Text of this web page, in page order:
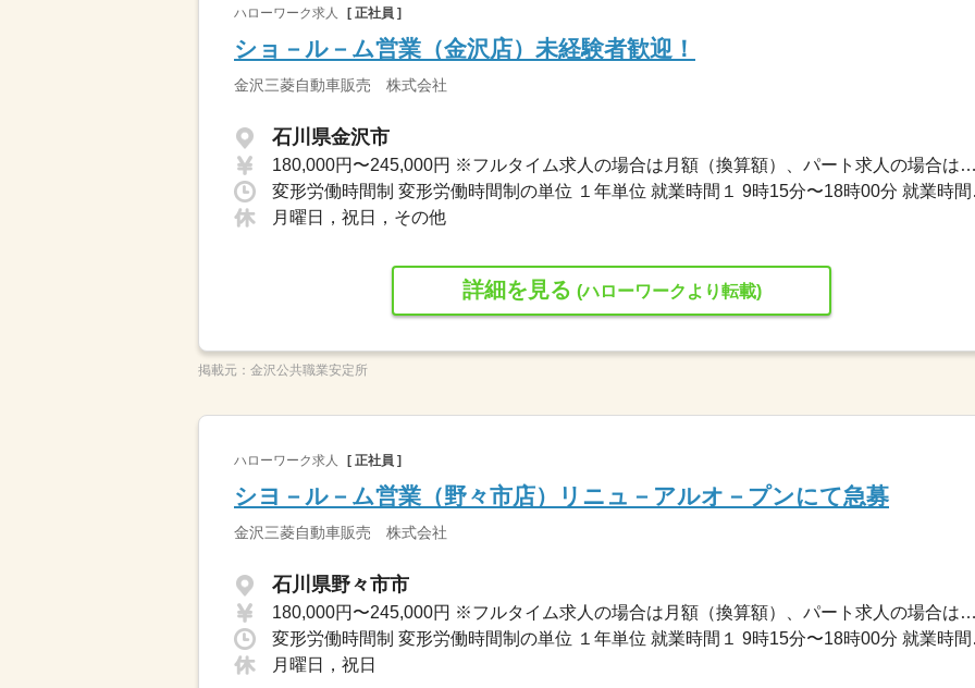
ハローワーク求人 [ 正社員 ]
ショ－ル－ム営業（金沢店）未経験者歓迎！
金沢三菱自動車販売 株式会社
石川県金沢市
180,000円〜245,000円 ※フルタイム求人の場合は月額（換算額）、パート求人の場合は時間額を表示しています。
変形労働時
月曜日，祝日，その他
詳細を見る (ハローワークより転載)
掲載元： 金沢公共職業安定所
ハローワーク求人 [ 正社員 ]
シヨ－ル－ム営業（野々市店）リニュ－アルオ－プンにて急募
金沢三菱自動車販売 株式会社
石川県野々市市
180,000円〜245,000円 ※フルタイム求人の場合は月額（換算額）、パート求人の場合は時間額を表示しています。
変形労働時
月曜日，祝日